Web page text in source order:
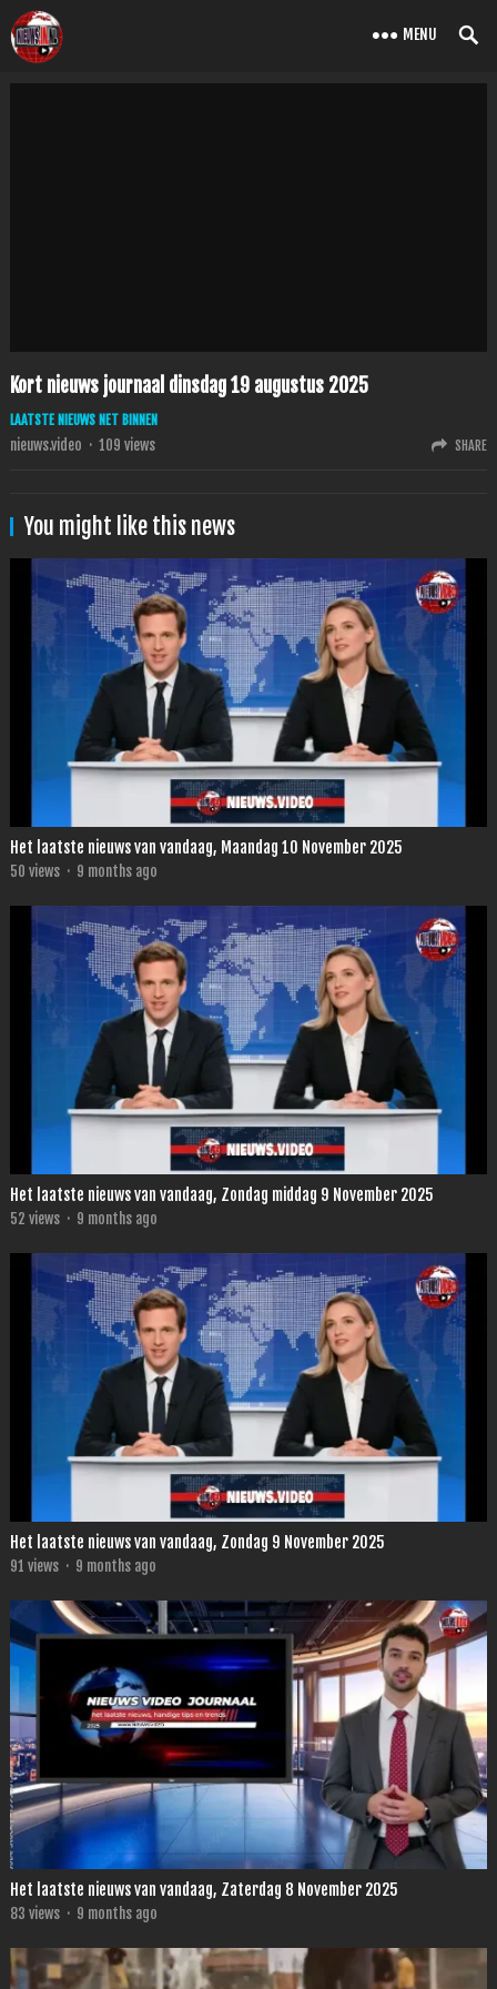
MENU
Kort nieuws journaal dinsdag 19 augustus 2025
LAATSTE NIEUWS NET BINNEN
nieuws.video · 109 views SHARE
You might like this news
Het laatste nieuws van vandaag, Maandag 10 November 2025
50 views · 9 months ago
Het laatste nieuws van vandaag, Zondag middag 9 November 2025
52 views · 9 months ago
Het laatste nieuws van vandaag, Zondag 9 November 2025
91 views · 9 months ago
Het laatste nieuws van vandaag, Zaterdag 8 November 2025
83 views · 9 months ago